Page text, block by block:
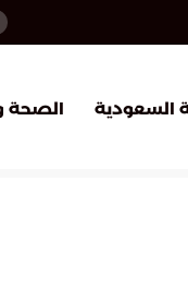
السعودية الصحة